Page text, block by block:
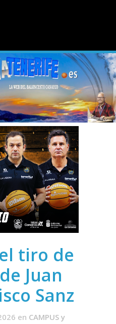
tiro de
Juan
Sanz
en CAMPUS y